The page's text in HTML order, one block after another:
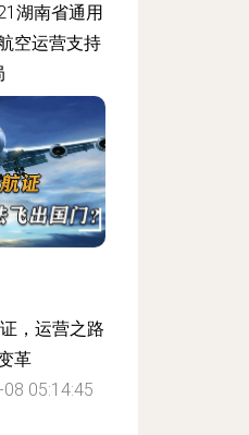
湖南省通用
空运营支持
08:20:38
，运营之路
革
05:14:45